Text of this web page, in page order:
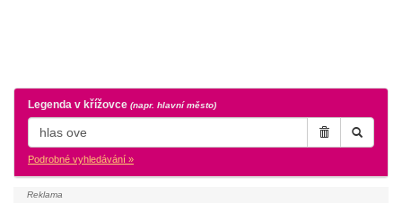
Legenda v křížovce (napr. hlavní město)
Podrobné vyhledávání »